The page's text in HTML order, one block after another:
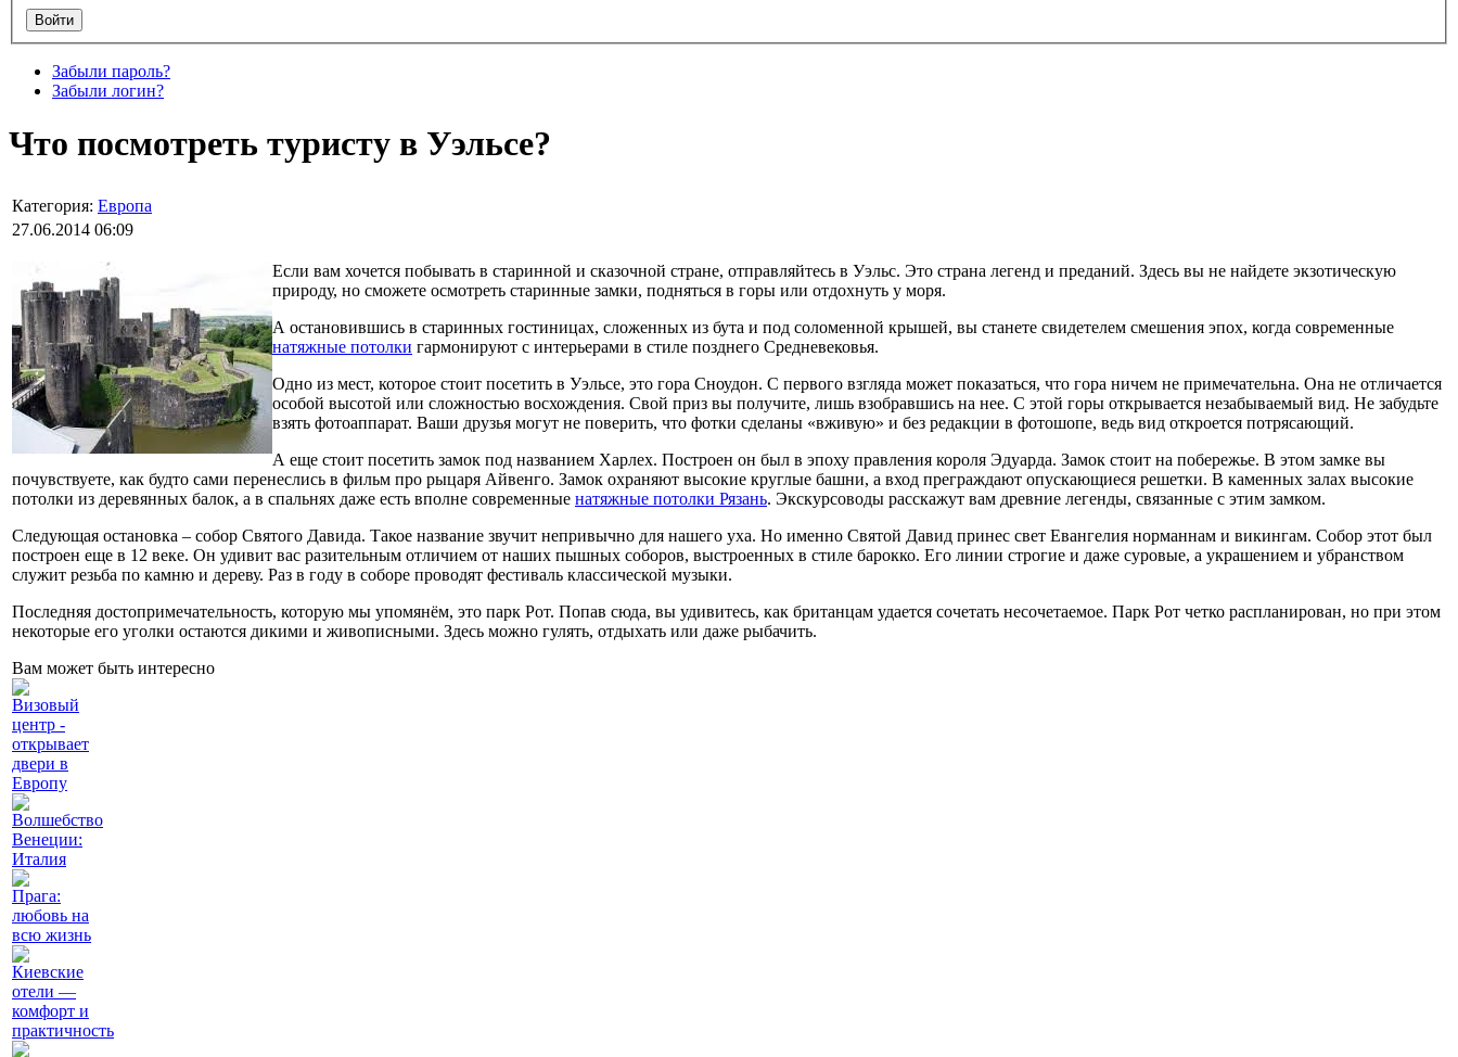
Забыли пароль?
Забыли логин?
Что посмотреть туристу в Уэльсе?
Категория: Европа
27.06.2014 06:09
Если вам хочется побывать в старинной и сказочной стране, отправляйтесь в Уэльс. Это страна легенд и преданий. Здесь вы не найдете экзотическую
природу, но сможете осмотреть старинные замки, подняться в горы или отдохнуть у моря.
А остановившись в старинных гостиницах, сложенных из бута и под соломенной крышей, вы станете свидетелем смешения эпох, когда современные
натяжные потолки гармонируют с интерьерами в стиле позднего Средневековья.
Одно из мест, которое стоит посетить в Уэльсе, это гора Сноудон. С первого взгляда может показаться, что гора ничем не примечательна. Она не отличается
особой высотой или сложностью восхождения. Свой приз вы получите, лишь взобравшись на нее. С этой горы открывается незабываемый вид. Не забудьте
взять фотоаппарат. Ваши друзья могут не поверить, что фотки сделаны «вживую» и без редакции в фотошопе, ведь вид откроется потрясающий.
А еще стоит посетить замок под названием Харлех. Построен он был в эпоху правления короля Эдуарда. Замок стоит на побережье. В этом замке вы
почувствуете, как будто сами перенеслись в фильм про рыцаря Айвенго. Замок охраняют высокие круглые башни, а вход преграждают опускающиеся решетки. В каменных залах высокие
потолки из деревянных балок, а в спальнях даже есть вполне современные натяжные потолки Рязань. Экскурсоводы расскажут вам древние легенды, связанные с этим замком.
Следующая остановка – собор Святого Давида. Такое название звучит непривычно для нашего уха. Но именно Святой Давид принес свет Евангелия норманнам и викингам. Собор этот был
построен еще в 12 веке. Он удивит вас разительным отличием от наших пышных соборов, выстроенных в стиле барокко. Его линии строгие и даже суровые, а украшением и убранством
служит резьба по камню и дереву. Раз в году в соборе проводят фестиваль классической музыки.
Последняя достопримечательность, которую мы упомянём, это парк Рот. Попав сюда, вы удивитесь, как британцам удается сочетать несочетаемое. Парк Рот четко распланирован, но при этом
некоторые его уголки остаются дикими и живописными. Здесь можно гулять, отдыхать или даже рыбачить.
Вам может быть интересно
Визовый
центр -
открывает
двери в
Европу
Волшебство
Венеции:
Италия
Прага:
любовь на
всю жизнь
Киевские
отели —
комфорт и
практичность